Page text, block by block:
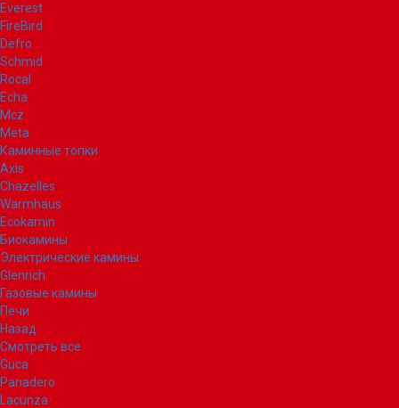
Everest
FireBird
Defro
Schmid
Rocal
Echa
Mcz
Meta
Каминные топки
Axis
Chazelles
Warmhaus
Ecokamin
Биокамины
Электрические камины
Glenrich
Газовые камины
Печи
Назад
Смотреть все
Guca
Panadero
Lacunza